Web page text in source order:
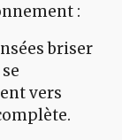
:
briser
vers